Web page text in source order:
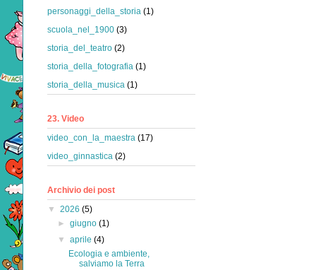
personaggi_della_storia (1)
scuola_nel_1900 (3)
storia_del_teatro (2)
storia_della_fotografia (1)
storia_della_musica (1)
23. Video
video_con_la_maestra (17)
video_ginnastica (2)
Archivio dei post
▼ 2026 (5)
►giugno(1)
▼aprile(4)
Ecologia e ambiente,
salviamo la Terra